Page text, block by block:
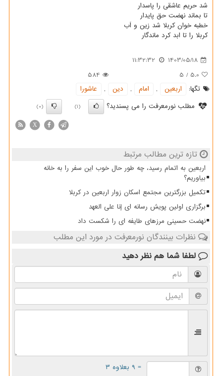
شد حریم عاشقی را پاسدار
تا بماند نهضت حق پایدار
خطبه خوان کربلا شد زین و اَب
کربلا را تا ابد کرد ماندگار
1403/05/18
11:32:32
5.0
/
5
584
تگها:
اربعین , امام , دین ,
عاشورا
مطلب نورمعرفت را می پسندید؟
(1)
(0)
X
تازه ترین مطالب مرتبط
اربعین به اتمام رسید، چه طور حال خوب این سفر را به خانه
بیاوریم؟
تکمیل بزرگترین مجتمع اسکان زوار اربعین در کربلا
برگزاری اولین پویش رسانه ای إنا علی العهد
نهضت حسینی مرزهای طایفه ای را شکست داد
نظرات بینندگان نورمعرفت در مورد این مطلب
لطفا شما هم نظر دهید
= ۹ بعلاوه ۳